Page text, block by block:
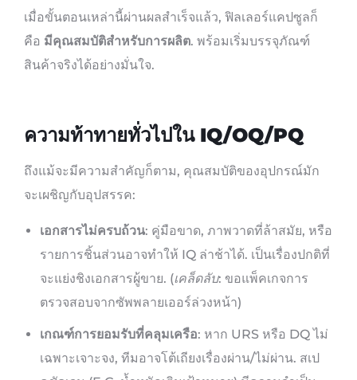
เมื่อขั้นตอนเหล่านี้ผ่านผลสำเร็จแล้ว, ฟิลเลอร์แคปซูลก็
คือ มีคุณสมบัติสำหรับการผลิต. พร้อมเริ่มบรรจุภัณฑ์
สินค้าจริงได้อย่างมั่นใจ.
ความท้าทายทั่วไปใน IQ/OQ/PQ
ถึงแม้จะมีความสำคัญก็ตาม, คุณสมบัติของอุปกรณ์มัก
จะเผชิญกับอุปสรรค:
เอกสารไม่ครบถ้วน: คู่มือขาด, ภาพวาดที่ล้าสมัย, หรือ
รายการชิ้นส่วนอาจทำให้ IQ ล่าช้าได้. เป็นเรื่องปกติที่
จะแย่งชิงเอกสารผู้ขาย. (เคล็ดลับ: ขอแพ็คเกจการ
ตรวจสอบจากซัพพลายเออร์ล่วงหน้า)
เกณฑ์การยอมรับที่คลุมเครือ: หาก URS หรือ DQ ไม่
เฉพาะเจาะจง, ทีมอาจโต้เถียงเรื่องผ่าน/ไม่ผ่าน. สเป